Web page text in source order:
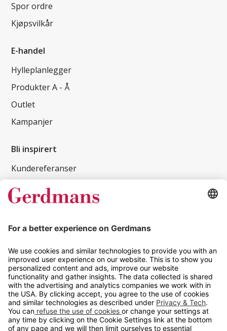
Spor ordre
Kjøpsvilkår
E-handel
Hylleplanlegger
Produkter A - Å
Outlet
Kampanjer
Bli inspirert
Kundereferanser
Magasin
Tips og guider
Kontakt
info@gerdmans.no
67 80 56 20
Åpningstid
Hverdager 08:00-16:00